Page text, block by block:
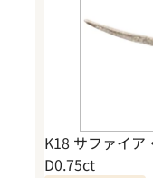
K18 サファイア
D0.75ct